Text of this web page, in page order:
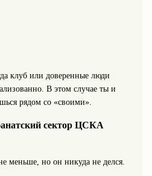
клуб или доверенные люди
В этом случае ты и
рядом со «своими».
сектор ЦСКА
меньше, но он никуда не делся.